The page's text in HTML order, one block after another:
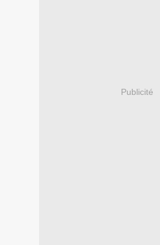
Publicité